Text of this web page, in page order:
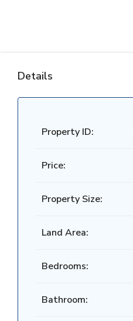
Details
Property ID:
Price:
Property Size:
Land Area:
Bedrooms:
Bathroom: